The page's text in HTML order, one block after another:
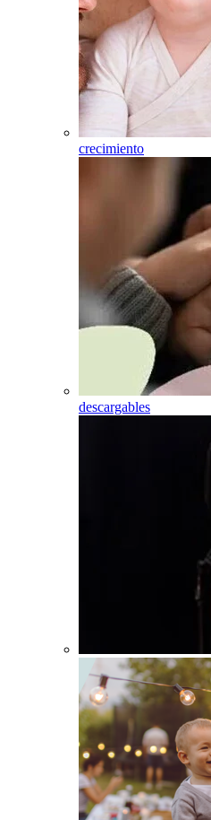
crecimiento
descargables